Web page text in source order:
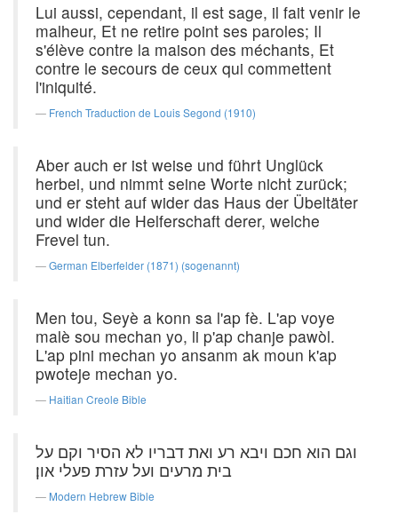
Lui aussi, cependant, il est sage, il fait venir le
malheur, Et ne retire point ses paroles; Il
s'élève contre la maison des méchants, Et
contre le secours de ceux qui commettent
l'iniquité.
French Traduction de Louis Segond (1910)
Aber auch er ist weise und führt Unglück
herbei, und nimmt seine Worte nicht zurück;
und er steht auf wider das Haus der Übeltäter
und wider die Helferschaft derer, welche
Frevel tun.
German Elberfelder (1871) (sogenannt)
Men tou, Seyè a konn sa l'ap fè. L'ap voye
malè sou mechan yo, li p'ap chanje pawòl.
L'ap pini mechan yo ansanm ak moun k'ap
pwoteje mechan yo.
Haitian Creole Bible
וגם הוא חכם ויבא רע ואת דבריו לא הסיר וקם על
בית מרעים ועל עזרת פעלי און׃
Modern Hebrew Bible